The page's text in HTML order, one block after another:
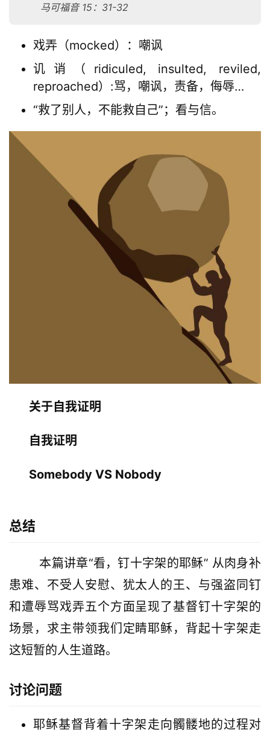
马可福音 15：31-32
戏弄（mocked）：嘲讽
讥诮（ridiculed, insulted, reviled,
reproached）:骂，嘲讽，责备，侮辱…
“救了别人，不能救自己”；看与信。
关于自我证明
自我证明
Somebody VS Nobody
总结
患难、不受人安慰、犹太人的王、与强盗同钉
和遭辱骂戏弄五个方面呈现了基督钉十字架的
场景，求主带领我们定睛耶稣，背起十字架走
这短暂的人生道路。
讨论问题
耶稣基督背着十字架走向髑髅地的过程对